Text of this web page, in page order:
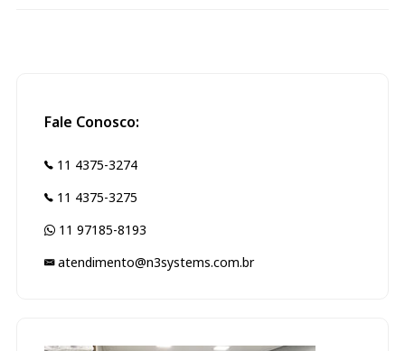
Fale Conosco:
11 4375-3274
11 4375-3275
11 97185-8193
atendimento@n3systems.com.br